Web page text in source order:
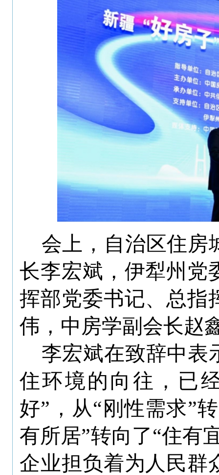
会上，自治区住房
长李宏斌，伊犁州党
挥部党委书记、总指
伟，中房学副会长赵
李宏斌在致辞中表
住环境的向往，已
好”，从“刚性需求”
有所居”转向了“住有
企业担负着为人民群